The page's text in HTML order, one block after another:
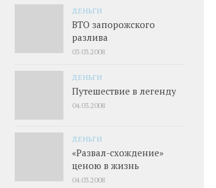
ДЕНЬГИ
ВТО запорожского
разлива
03.03.2008
ДЕНЬГИ
Путешествие в легенду
04.03.2008
ДЕНЬГИ
«Развал-схождение»
ценою в жизнь
04.03.2008